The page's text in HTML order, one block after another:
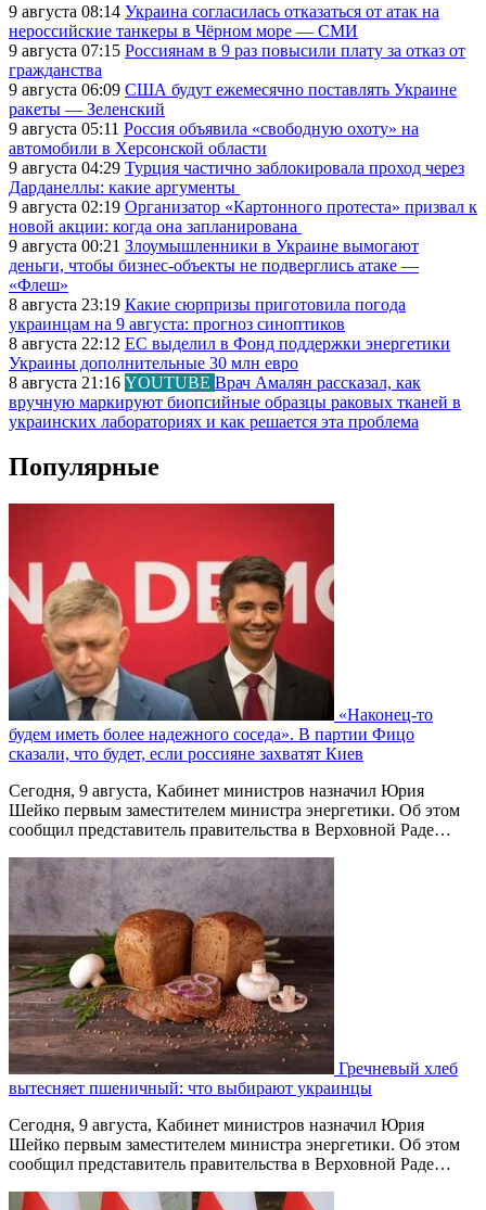
9 августа 08:14 Украина согласилась отказаться от атак на
нероссийские танкеры в Чёрном море — СМИ
9 августа 07:15 Россиянам в 9 раз повысили плату за отказ от
гражданства
9 августа 06:09 США будут ежемесячно поставлять Украине
ракеты — Зеленский
9 августа 05:11 Россия объявила «свободную охоту» на
автомобили в Херсонской области
9 августа 04:29 Турция частично заблокировала проход через
Дарданеллы: какие аргументы
9 августа 02:19 Организатор «Картонного протеста» призвал к
новой акции: когда она запланирована
9 августа 00:21 Злоумышленники в Украине вымогают
деньги, чтобы бизнес-объекты не подверглись атаке —
«Флеш»
8 августа 23:19 Какие сюрпризы приготовила погода
украинцам на 9 августа: прогноз синоптиков
8 августа 22:12 ЕС выделил в Фонд поддержки энергетики
Украины дополнительные 30 млн евро
8 августа 21:16 YOUTUBE Врач Амалян рассказал, как
вручную маркируют биопсийные образцы раковых тканей в
украинских лабораториях и как решается эта проблема
Популярные
«Наконец-то
будем иметь более надежного соседа». В партии Фицо
сказали, что будет, если россияне захватят Киев
Сегодня, 9 августа, Кабинет министров назначил Юрия
Шейко первым заместителем министра энергетики. Об этом
сообщил представитель правительства в Верховной Раде…
Гречневый хлеб
вытесняет пшеничный: что выбирают украинцы
Сегодня, 9 августа, Кабинет министров назначил Юрия
Шейко первым заместителем министра энергетики. Об этом
сообщил представитель правительства в Верховной Раде…